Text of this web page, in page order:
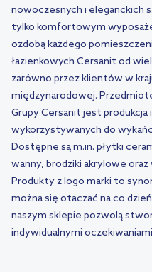
nowoczesnych i eleganckich
tylko komfortowym
ozdobą każdego
łazienkowych Cersanit od
zarówno przez klientów w
międzynarodowej.
Grupy Cersanit jest
wykorzystywanych do
Dostępne są m.in. płytki
wanny, brodziki akrylowe
Produkty z logo marki to
można się otaczać na co
naszym sklepie pozwolą
indywidualnymi